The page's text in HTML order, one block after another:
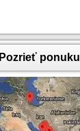
Pozrieť ponuku